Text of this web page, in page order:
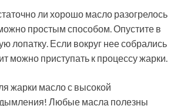
ли хорошо масло разогрелось
простым способом. Опустите в
лопатку. Если вокруг нее собрались
можно приступать к процессу жарки.
жарки масло с высокой
Любые масла полезны